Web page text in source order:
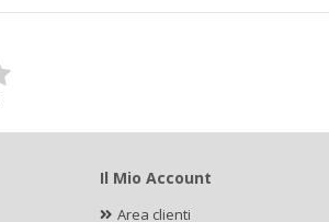
Il Mio Account
Area clienti